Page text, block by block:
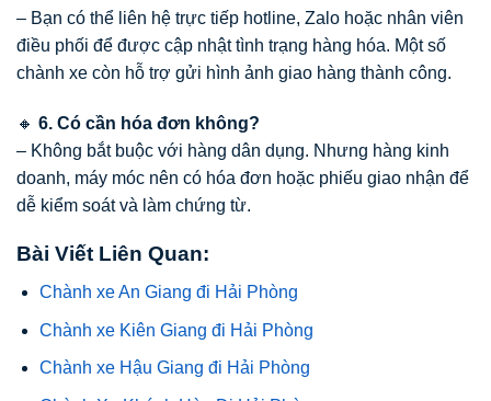
– Bạn có thể liên hệ trực tiếp hotline, Zalo hoặc nhân viên
điều phối để được cập nhật tình trạng hàng hóa. Một số
chành xe còn hỗ trợ gửi hình ảnh giao hàng thành công.
🔸 6. Có cần hóa đơn không?
– Không bắt buộc với hàng dân dụng. Nhưng hàng kinh
doanh, máy móc nên có hóa đơn hoặc phiếu giao nhận để
dễ kiểm soát và làm chứng từ.
Bài Viết Liên Quan:
Chành xe An Giang đi Hải Phòng
Chành xe Kiên Giang đi Hải Phòng
Chành xe Hậu Giang đi Hải Phòng